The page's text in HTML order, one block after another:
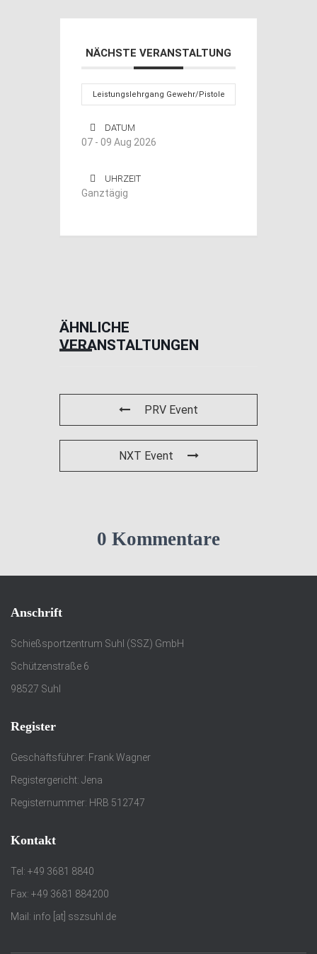
NÄCHSTE VERANSTALTUNG
Leistungslehrgang Gewehr/Pistole
DATUM
07 - 09 Aug 2026
UHRZEIT
Ganztägig
ÄHNLICHE
VERANSTALTUNGEN
PRV Event
NXT Event
0 Kommentare
Anschrift
Schießsportzentrum Suhl (SSZ) GmbH
Schützenstraße 6
98527 Suhl
Register
Geschäftsführer: Frank Wagner
Registergericht: Jena
Registernummer: HRB 512747
Kontakt
Tel: +49 3681 8840
Fax: +49 3681 884200
Mail: info [at] sszsuhl.de